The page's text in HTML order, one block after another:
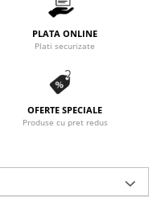
PLATA ONLINE
Plati securizate
OFERTE SPECIALE
Produse cu pret redus